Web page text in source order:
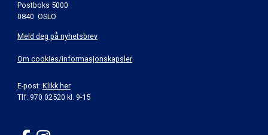
Postboks 5000
0840 OSLO
Meld deg på nyhetsbrev
Om cookies/informasjonskapsler
E-post: Klikk her
Tlf: 970 02520 kl. 9-15